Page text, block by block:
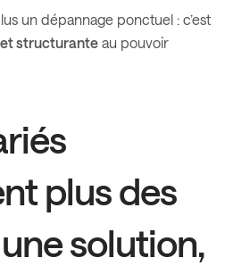
un dépannage ponctuel : c’est
structurante au pouvoir
plus des
solution,